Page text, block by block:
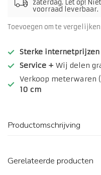
zaterdag. Let op!
voorraad leverbaar.
Toevoegen om te vergelijken
Sterke internetprijzen
Service + Wij delen
Verkoop meterwaren
10 cm
Productomschrijving
Gerelateerde producten